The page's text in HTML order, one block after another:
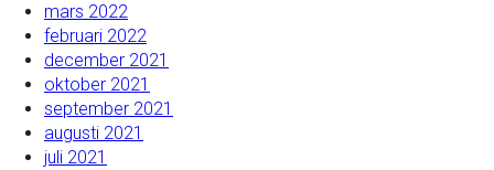
mars 2022
februari 2022
december 2021
oktober 2021
september 2021
augusti 2021
juli 2021